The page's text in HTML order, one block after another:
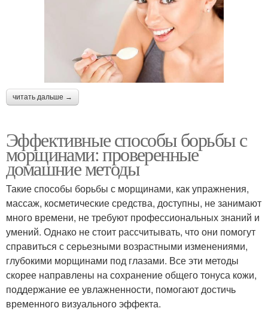
читать дальше →
Эффективные способы борьбы с
морщинами: проверенные
домашние методы
Такие способы борьбы с морщинами, как упражнения,
массаж, косметические средства, доступны, не занимают
много времени, не требуют профессиональных знаний и
умений. Однако не стоит рассчитывать, что они помогут
справиться с серьезными возрастными изменениями,
глубокими морщинами под глазами. Все эти методы
скорее направлены на сохранение общего тонуса кожи,
поддержание ее увлажненности, помогают достичь
временного визуального эффекта.